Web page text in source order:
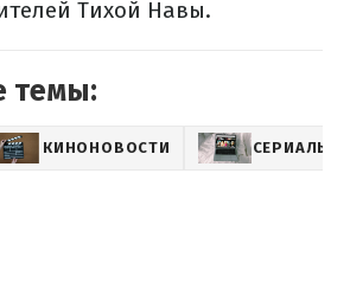
Тихой Навы.
темы:
КИНОНОВОСТИ СЕРИАЛЫ